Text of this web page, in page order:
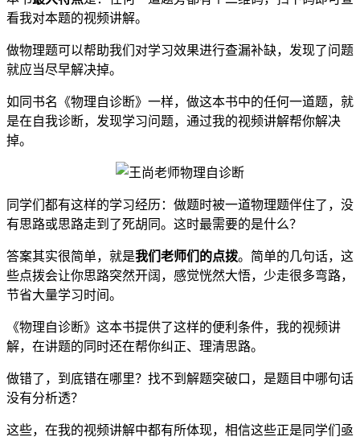
看我对本题的视频讲解。
做物理题可以帮助我们对学习效果进行查漏补缺，发现了问题
就应当尽早解决掉。
如同书名《物理自诊断》一样，做这本书中的任何一道题，就
是在自我诊断，发现学习问题，通过我的视频讲解帮你解决
掉。
同学们都有这样的学习经历：做题时被一道物理题伴住了，没
有思路或思路走到了死胡同。这时最需要的是什么？
答案其实很简单，就是我们老师们的点拨。简单的几句话，这
些点拨会让你思路突然开阔，感觉恍然大悟，少走很多弯路，
节省大量学习时间。
《物理自诊断》这本书提供了这样的便利条件，我的视频讲
解，在讲题的同时还在帮你纠正、理清思路。
做错了，到底错在哪里？找不到解题突破口，是题目中哪句话
没有分析透？
这些，在我的视频讲解中都有所体现，相信这些正是同学们亟